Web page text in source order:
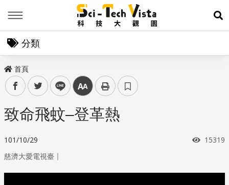
展
分類
首頁
facebooktwitter line 中
致命飛蚊–登革熱
101/10/29 瀏覽次
15319
慈濟大愛電視臺 ｜